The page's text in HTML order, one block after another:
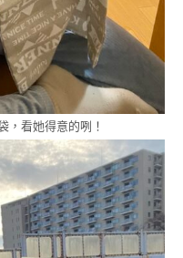
，看她得意的咧！